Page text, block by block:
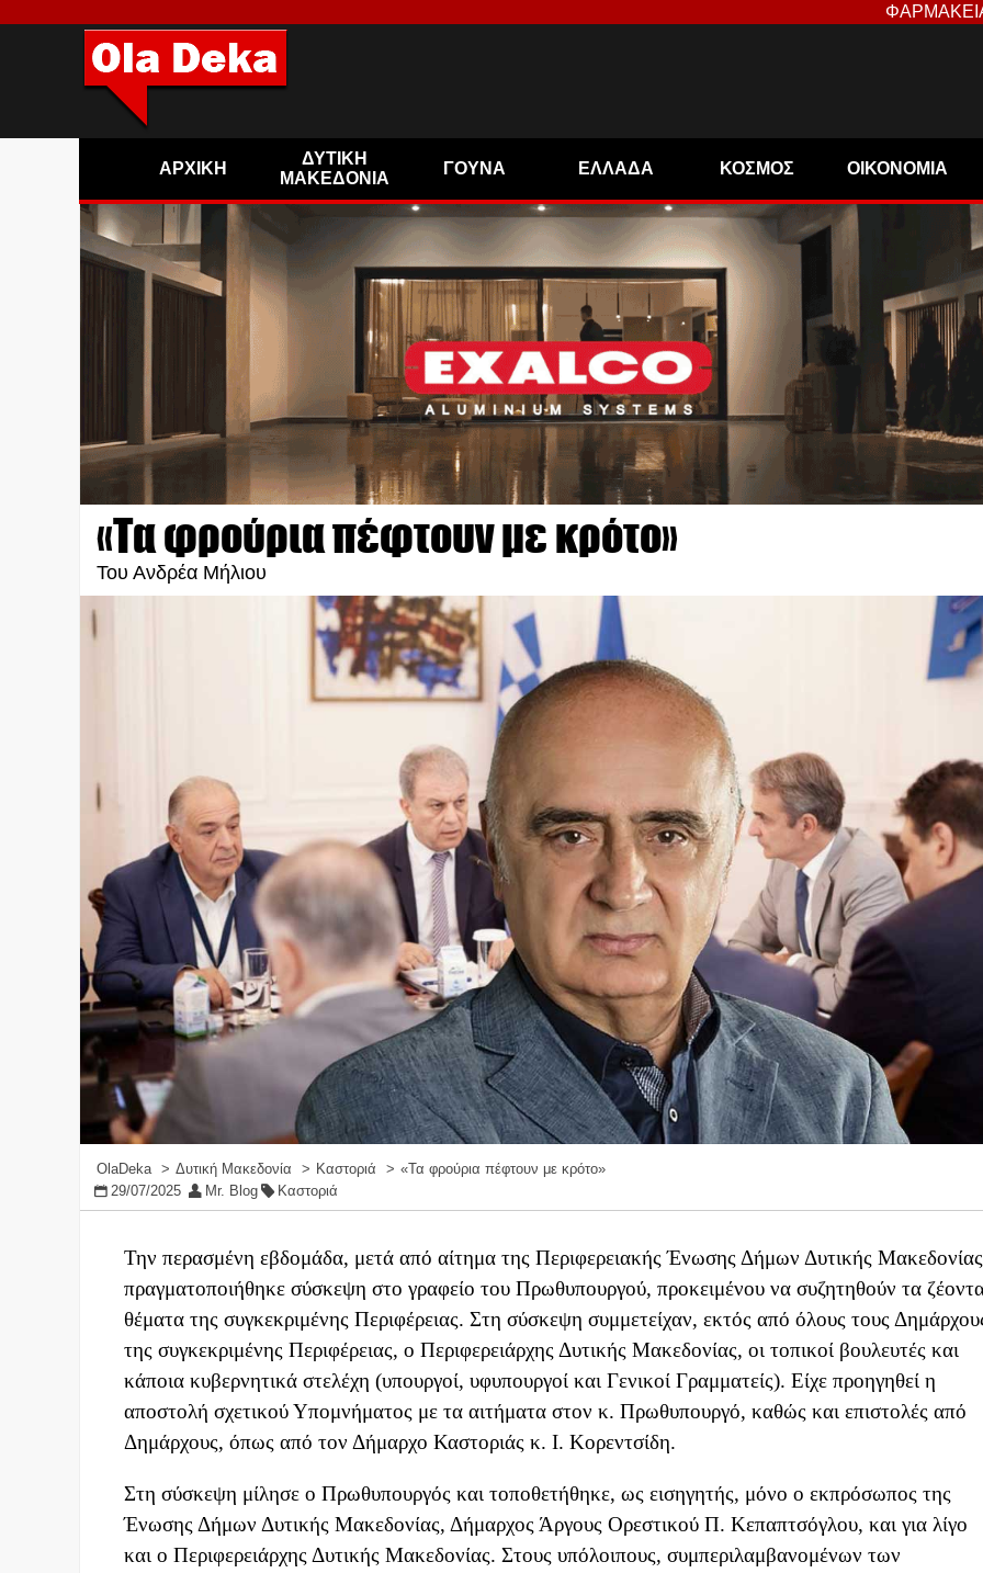
ΑΡΧΙΚΗ
ΔΥΤΙΚΗ
ΜΑΚΕΔΟΝΙΑ
ΓΟΥΝΑ ΕΛΛΑΔΑ ΚΟΣΜΟΣ ΟΙΚΟΝΟΜΙΑ
«Τα φρούρια πέφτουν με κρότο»
Του Ανδρέα Μήλιου
OlaDeka Δυτική Μακεδονία Καστοριά
«Τα φρούρια πέφτουν με κρότο»
29/07/2025
Mr. Blog Καστοριά
Την περασμένη εβδομάδα, μετά από αίτημα της Περιφερειακής Ένωσης Δήμων Δυτικής
πραγματοποιήθηκε σύσκεψη στο γραφείο του Πρωθυπουργού, προκειμένου να συζητηθούν τα
θέματα της συγκεκριμένης Περιφέρειας. Στη σύσκεψη συμμετείχαν, εκτός από όλους τους
της συγκεκριμένης Περιφέρειας, ο Περιφερειάρχης Δυτικής Μακεδονίας, οι τοπικοί βουλευτές και
κάποια κυβερνητικά στελέχη (υπουργοί, υφυπουργοί και Γενικοί Γραμματείς). Είχε προηγηθεί η
αποστολή σχετικού Υπομνήματος με τα αιτήματα στον κ. Πρωθυπουργό, καθώς και επιστολές από
Δημάρχους, όπως από τον Δήμαρχο Καστοριάς κ. Ι. Κορεντσίδη.
Στη σύσκεψη μίλησε ο Πρωθυπουργός και τοποθετήθηκε, ως εισηγητής, μόνο ο εκπρόσωπος της
Ένωσης Δήμων Δυτικής Μακεδονίας, Δήμαρχος Άργους Ορεστικού Π. Κεπαπτσόγλου, και για λίγο
και ο Περιφερειάρχης Δυτικής Μακεδονίας. Στους υπόλοιπους, συμπεριλαμβανομένων των